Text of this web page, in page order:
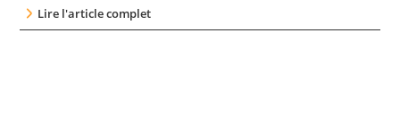
Lire l'article complet